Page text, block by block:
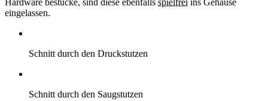
Hardware bestücke, sind diese ebenfalls spielfrei ins Gehäuse
eingelassen.
Schnitt durch den Druckstutzen
Schnitt durch den Saugstutzen